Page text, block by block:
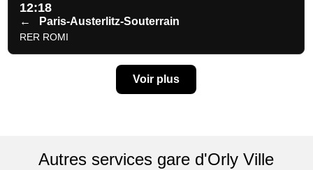
12:18
← Paris-Austerlitz-Souterrain
RER ROMI
Voir plus
Autres services gare d'Orly Ville